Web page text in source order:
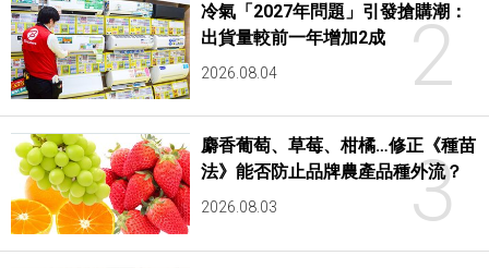
2
冷氣「2027年問題」引發搶購潮：
出貨量較前一年增加2成
2026.08.04
3
麝香葡萄、草莓、柑橘…修正《種苗
法》能否防止品牌農產品種外流？
2026.08.03